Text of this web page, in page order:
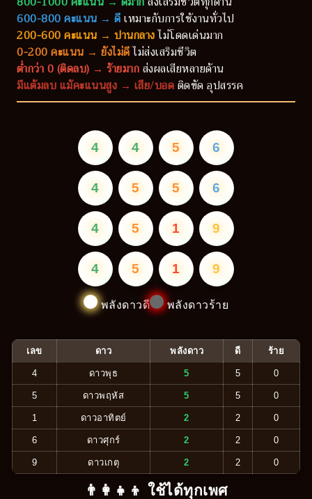
600-800 คะแนน → ดีเหมาะกับการใช้งานทั่วไป
200-600 คะแนน → ปานกลางไม่โดดเด่นมาก
0-200 คะแนน → ยังไม่ดีไม่ส่งเสริมชีวิต
ต่ำกว่า 0 (ติดลบ) → ร้ายมากส่งผลเสียหลายด้าน
มีแต้มลบ แม้คะแนนสูง → เสีย/บอดติดขัด อุปสรรค
4 4 5 6
4 5 5 6
4 5 1 9
4 5 1 9
พลังดาวดี พลังดาวร้าย
เลข ดาว พลังดาว ดี ร้าย
4 ดาวพุธ 5 5 0
5 ดาวพฤหัส 5 5 0
1 ดาวอาทิตย์ 2 2 0
6 ดาวศุกร์ 2 2 0
9 ดาวเกตุ 2 2 0
👨‍👩‍👧‍👦 ใช้ได้ทุกเพศ